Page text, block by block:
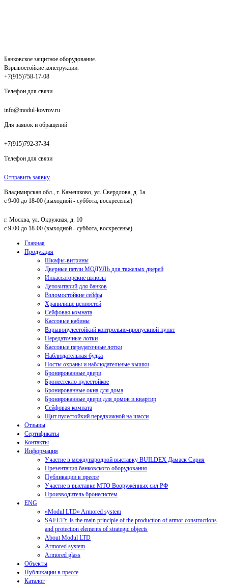
Банковское защитное оборудование.
Взрывостойкие конструкции.
+7(915)758-17-08
Телефон для связи
info@modul-kovrov.ru
Для заявок и обращений
+7(915)792-37-34
Телефон для связи
Отправить заявку
Владимирская обл., г. Камешково, ул. Свердлова, д. 1а
с 9-00 до 18-00 (выходной - суббота, воскресенье)
г. Москва, ул. Окружная, д. 10
с 9-00 до 18-00 (выходной - суббота, воскресенье)
Главная
Продукция
Шкафы-витрины
Дверные петли МОДУЛЬ для тяжелых дверей
Инкассаторские шлюзы
Депозитарий для банков
Взломостойкие сейфы
Хранилище ценностей
Сейфовая комната
Кассовые кабины
Взрывопулестойкий контрольно-пропускной пункт
Передаточные лотки
Кассовые передаточные лотки
Наблюдательная будка
Посты охраны и наблюдательные вышки
Бронированные двери
Бронестекло пулестойкое
Бронированные окна для дома
Бронированные двери для домов и квартир
Сейфовая комната
Щит пулестойкий передвижной на шасси
Отзывы
Сертификаты
Контакты
Информация
Участие в международной выставку BUILDEX Дамаск Сирия
Презентация банковского оборудования
Публикации в прессе
Участие в выставке МТО Вооружённых сил РФ
Производитель бронесистем
ENG
«Modul LTD» Armored system
SAFETY is the main principle of the production of armor constructions
and protection elements of strategic objects
About Modul LTD
Armored system
Armored glass
Объекты
Публикации в прессе
Каталог